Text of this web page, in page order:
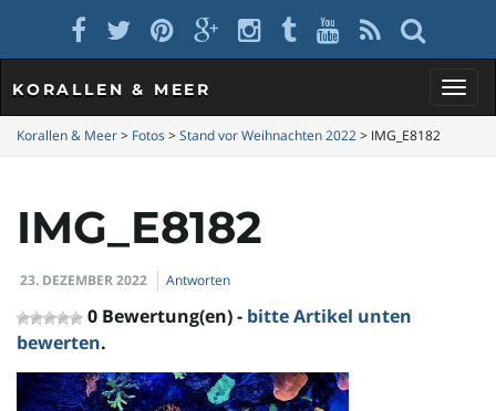
KORALLEN & MEER
Korallen & Meer> Fotos >Stand vor Weihnachten 2022> IMG_E8182
IMG_E8182
23. DEZEMBER 2022 Antworten
0 Bewertung(en) - bitte Artikel unten
bewerten.